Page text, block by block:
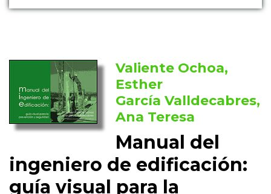
Valiente Ochoa,
Esther
García Valldecabres,
Ana Teresa
Manual del
ingeniero de edificación:
guía visual para la